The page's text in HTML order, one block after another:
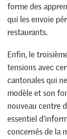
forme des
qui les envoie
restaurants.
Enfin, le
tensions avec
cantonales qui
modèle et son
nouveau centre
essentiel
concernés de la